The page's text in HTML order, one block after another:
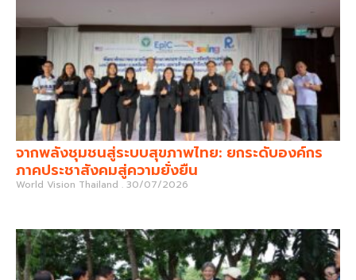
จากพลังชุมชนสู่ระบบสุขภาพไทย: ยกระดับองค์กร
ภาคประชาสังคมสู่ความยั่งยืน
World Vision Thailand 30/07/2026